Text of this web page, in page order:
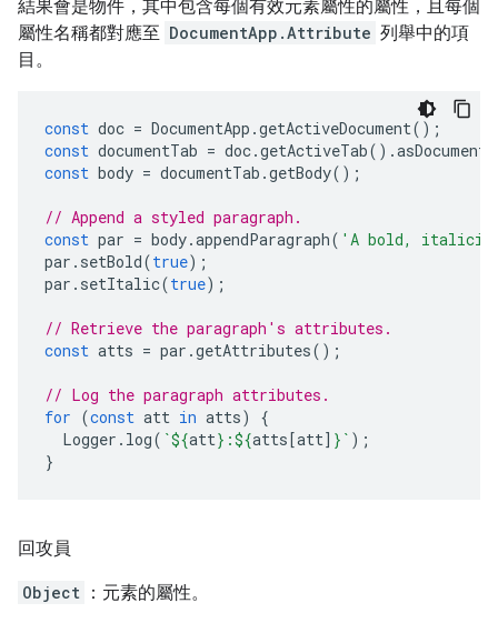
結果會是物件，其中包含每個有效元素屬性的屬性，且每個
屬性名稱都對應至 DocumentApp.Attribute 列舉中的項
目。
const doc = DocumentApp .getActiveDocument();
const documentTab = doc.getActiveTab().
const body = documentTab .getBody();
// Append a styled paragraph.
const par = body.appendParagraph( 'A bold,
par . setBold(true);
par . setItalic(true);
// Retrieve the paragraph's attributes.
const atts = par .getAttributes();
// Log the paragraph attributes.
for (const att in atts)
{
Logger . log( `${att} :${atts[att] } ` );
}
回攻員
Object ：元素的屬性。